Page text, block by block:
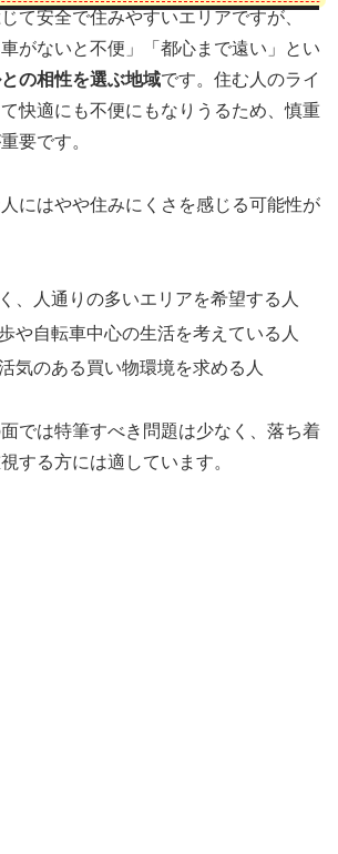
て安全で住みやすいエリアですが、
車がないと不便」「都心まで遠い」とい
の相性を選ぶ地域です。住む人のライ
快適にも不便にもなりうるため、慎重
要です。
にはやや住みにくさを感じる可能性が
、人通りの多いエリアを希望する人
や自転車中心の生活を考えている人
気のある買い物環境を求める人
では特筆すべき問題は少なく、落ち着
する方には適しています。